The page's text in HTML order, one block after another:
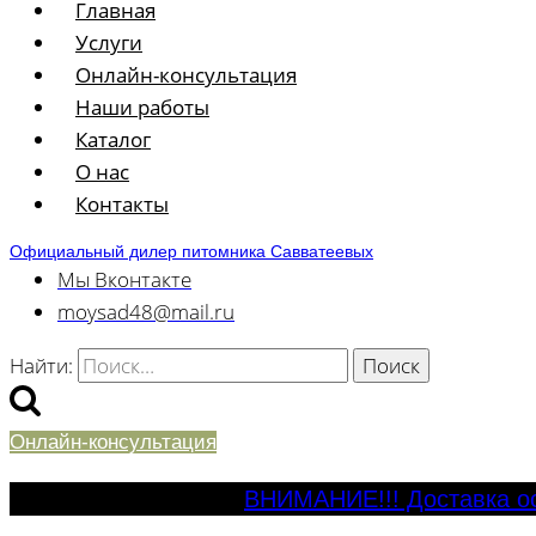
Главная
Услуги
Онлайн-консультация
Наши работы
Каталог
О нас
Контакты
Официальный дилер питомника Савватеевых
Мы Вконтакте
moysad48@mail.ru
Найти:
Онлайн-консультация
ВНИМАНИЕ!!! Доставка